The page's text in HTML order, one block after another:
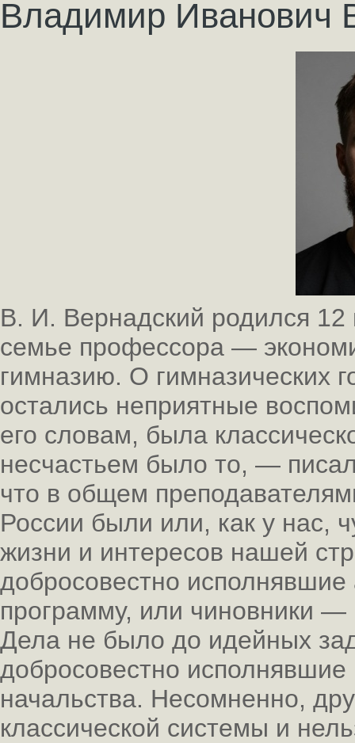
Владимир Иванович
В. И. Вернадский родился 12
семье профессора —
гимназию. О гимназических
остались неприятные
его словам, была
несчастьем было то, —
что в общем
России были или, как у нас,
жизни и интересов нашей
добросовестно
программу, или чиновники —
Дела не было до идейных
добросовестно исполнявшие
начальства. Несомненно,
классической системы и